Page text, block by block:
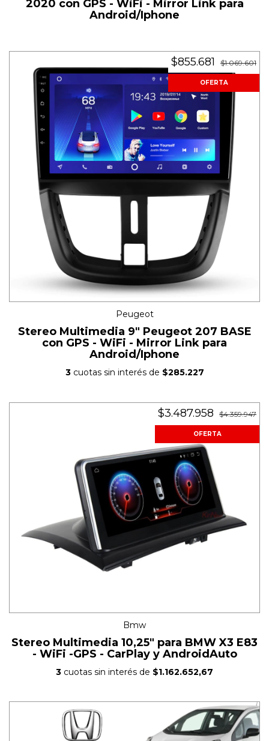
2020 con GPS - WiFi - Mirror Link para
Android/Iphone
$855.681 $1.069.601
OFERTA
Peugeot
Stereo Multimedia 9" Peugeot 207 BASE
con GPS - WiFi - Mirror Link para
Android/Iphone
3cuotas sin interés de $285.227
$3.487.958 $4.359.947
OFERTA
Bmw
Stereo Multimedia 10,25" para BMW X3 E83
- WiFi -GPS - CarPlay y AndroidAuto
3 cuotas sin interés de $1.162.652,67